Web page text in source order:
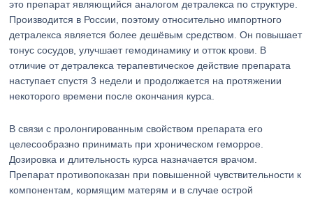
это препарат являющийся аналогом детралекса по структуре.
Производится в России, поэтому относительно импортного
детралекса является более дешёвым средством. Он повышает
тонус сосудов, улучшает гемодинамику и отток крови. В
отличие от детралекса терапевтическое действие препарата
наступает спустя 3 недели и продолжается на протяжении
некоторого времени после окончания курса.
В связи с пролонгированным свойством препарата его
целесообразно принимать при хроническом геморрое.
Дозировка и длительность курса назначается врачом.
Препарат противопоказан при повышенной чувствительности к
компонентам, кормящим матерям и в случае острой